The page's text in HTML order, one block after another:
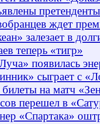
ждет
залезает в
теперь «тигр»
появилась
сыграет с
билеты на матч
перешел в
«Спартака»